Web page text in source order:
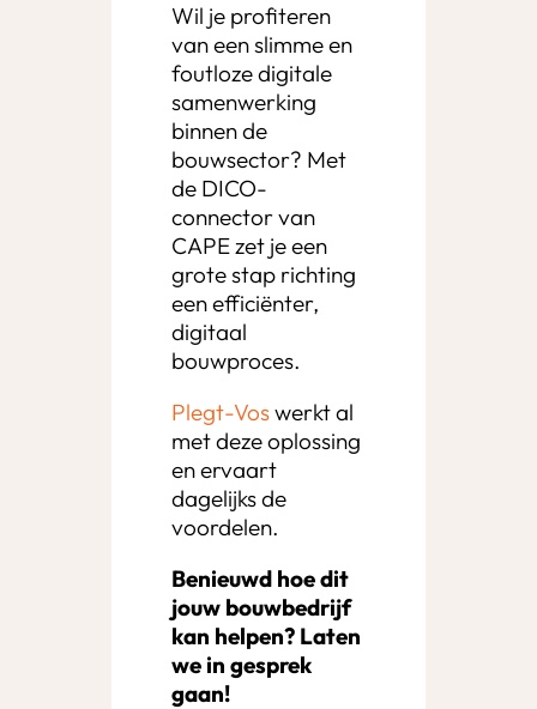
Wil je profiteren
van een slimme en
foutloze digitale
samenwerking
binnen de
bouwsector? Met
de DICO-
connector van
CAPE zet je een
grote stap richting
een efficiënter,
digitaal
bouwproces.
Plegt-Voswerkt al
met deze oplossing
en ervaart
dagelijks de
voordelen.
Benieuwd hoe dit
jouw bouwbedrijf
kan helpen? Laten
we in gesprek
gaan!